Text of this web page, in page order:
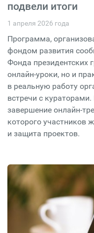
подвели итоги
1 апреля 2026 года
Программа,
фондом развития
Фонда президентских
онлайн-уроки, но и
в реальную работу
встречи с
завершение онлайн-
которого участников
и защита проектов.